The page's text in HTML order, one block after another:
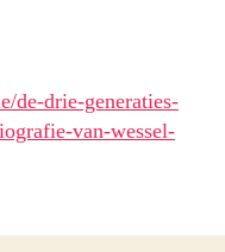
de-drie-generaties-
van-wessel-